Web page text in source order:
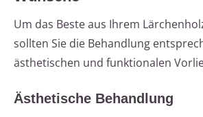
Um das Beste aus Ihrem
sollten Sie die Behandlung
ästhetischen und funktionalen
Ästhetische Behandlung